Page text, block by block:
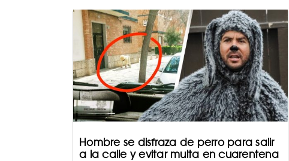
Hombre se disfraza de perro para salir
a la calle y evitar multa en cuarentena